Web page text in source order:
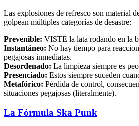
Las explosiones de refresco son material
golpean múltiples categorías de desastre:
Prevenible: VISTE la lata rodando en la
Instantáneo: No hay tiempo para
pegajosas inmediatas.
Desordenado: La limpieza siempre es
Presenciado: Estos siempre suceden
Metafórico: Pérdida de control,
situaciones pegajosas (literalmente).
La Fórmula Ska Punk